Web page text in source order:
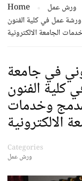
Home
ورش عمل
ورشة عمل في كلية الفنون
في جامعة
كلية الفنون
وخدمات
Categories
ورش عمل